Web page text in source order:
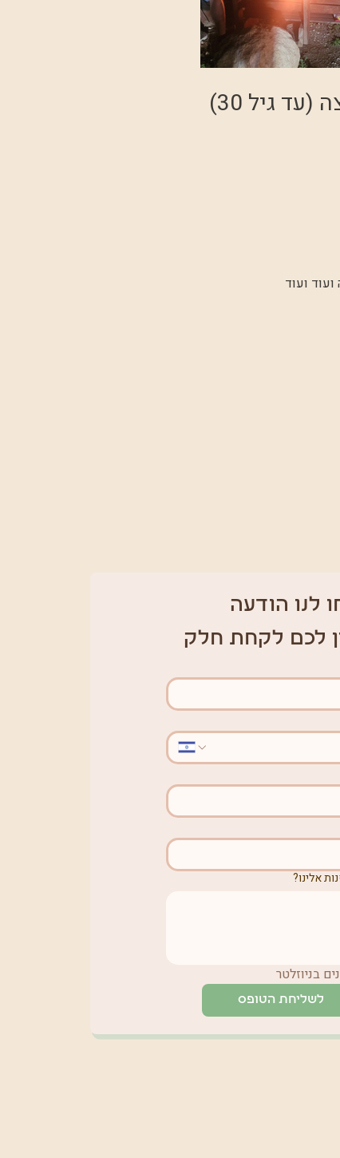
גיל 30)
לנו הודעה
לכם לקחת חלק
אלינו?
בניוזלטר
לשליחת הטופס